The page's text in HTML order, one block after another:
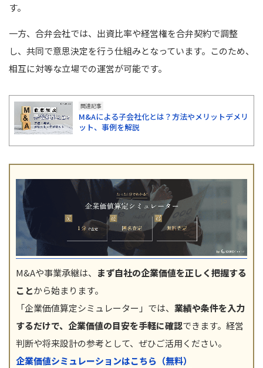
す。
一方、合弁会社では、出資比率や経営権を合弁契約で調整
し、共同で意思決定を行う仕組みとなっています。このため、
相互に対等な立場での運営が可能です。
関連記事
M&Aによる子会社化とは？方法やメリットデメリ
ット、事例を解説
M&Aや事業承継は、 まず自社の企業価値を正しく把握する
ことから始まります。
「企業価値算定シミュレーター」では、 業績や条件を入力
するだけで、企業価値の目安を手軽に確認できます。経営
判断や将来設計の参考として、ぜひご活用ください。
企業価値シミュレーションはこちら（無料）